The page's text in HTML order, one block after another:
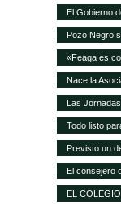
alimentación
El Gobierno
y quesos de
Pozo Negro
«Feaga es
Nace la
Las
Todo listo
Previsto un
compuestos
El consejero
mejorar la
EL